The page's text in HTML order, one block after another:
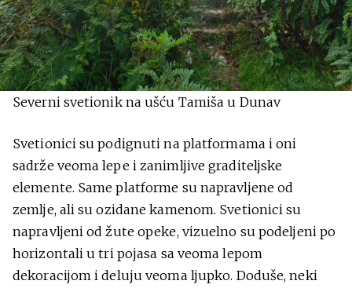
Severni svetionik na ušću Tamiša u Dunav
Svetionici su podignuti na platformama i oni
sadrže veoma lepe i zanimljive graditeljske
elemente. Same platforme su napravljene od
zemlje, ali su ozidane kamenom. Svetionici su
napravljeni od žute opeke, vizuelno su podeljeni po
horizontali u tri pojasa sa veoma lepom
dekoracijom i deluju veoma ljupko. Doduše, neki